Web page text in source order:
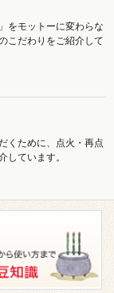
をモットーに変わらな
こだわりをご紹介して
くために、点火・再点
しています。